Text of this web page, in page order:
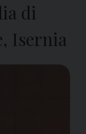
di
Isernia